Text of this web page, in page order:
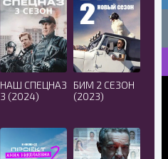
НАШ СПЕЦНАЗ
3 (2024)
БИМ 2 СЕЗОН
(2023)